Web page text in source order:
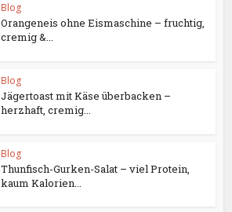
Blog
Orangeneis ohne Eismaschine – fruchtig,
cremig &...
Blog
Jägertoast mit Käse überbacken –
herzhaft, cremig...
Blog
Thunfisch-Gurken-Salat – viel Protein,
kaum Kalorien...